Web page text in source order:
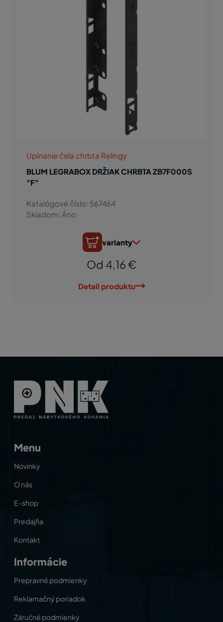
Upínanie čela chrbta Relingy
BLUM LEGRABOX DRŽIAK CHRBTA ZB7F000S
"F"
Katalógové číslo: 567464
Skladom: Áno
varianty
Od 4,16 €
Detail produktu
Menu
Novinky
O nás
E-shop
Predajňa
Kontakt
Informácie
Prepravné podmienky
Reklamačný poriadok
Záručné podmienky